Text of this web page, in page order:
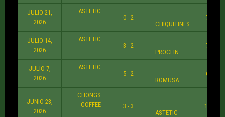
JULIO 21,
2026
ASTETIC
0 - 2
CHIQUITINES
7:30
JULIO 14,
2026
ASTETIC
3 - 2
PROCLIN
7:30
JULIO 7,
2026
ASTETIC
5 - 2
ROMUSA
6:30
JUNIO 23,
2026
CHONGS
COFFEE
3 - 3
ASTETIC
10:30